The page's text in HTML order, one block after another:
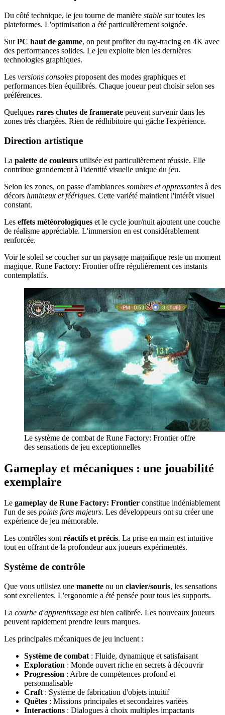
Du côté technique, le jeu tourne de manière stable sur toutes les
plateformes. L'optimisation a été particulièrement soignée.
SurPC haut de gamme, on peut profiter du ray-tracing en 4K avec
des performances solides. Le jeu exploite bien les dernières
technologies graphiques.
Les versions consoles proposent des modes graphiques et
performances bien équilibrés. Chaque joueur peut choisir selon ses
préférences.
Quelques rares chutes de framerate peuvent survenir dans les
zones très chargées. Rien de rédhibitoire qui gâche l'expérience.
Direction artistique
La palette de couleurs utilisée est particulièrement réussie. Elle
contribue grandement à l'identité visuelle unique du jeu.
Selon les zones, on passe d'ambiances sombres et oppressantes à des
décors lumineux et féériques. Cette variété maintient l'intérêt visuel
constant.
Les effets météorologiques et le cycle jour/nuit ajoutent une couche
de réalisme appréciable. L'immersion en est considérablement
renforcée.
Voir le soleil se coucher sur un paysage magnifique reste un moment
magique. Rune Factory: Frontier offre régulièrement ces instants
contemplatifs.
Le système de combat de Rune Factory: Frontier offre
des sensations de jeu exceptionnelles
Gameplay et mécaniques : une jouabilité
exemplaire
Le gameplay de Rune Factory: Frontier constitue indéniablement
l'un de ses points forts majeurs. Les développeurs ont su créer une
expérience de jeu mémorable.
Les contrôles sontréactifs et précis. La prise en main est intuitive
tout en offrant de la profondeur aux joueurs expérimentés.
Système de contrôle
Que vous utilisiez une manette ou un clavier/souris, les sensations
sont excellentes. L'ergonomie a été pensée pour tous les supports.
La courbe d'apprentissage est bien calibrée. Les nouveaux joueurs
peuvent rapidement prendre leurs marques.
Les principales mécaniques de jeu incluent :
Système de combat : Fluide, dynamique et satisfaisant
Exploration : Monde ouvert riche en secrets à découvrir
Progression : Arbre de compétences profond et
personnalisable
Craft : Système de fabrication d'objets intuitif
Quêtes : Missions principales et secondaires variées
Interactions : Dialogues à choix multiples impactants